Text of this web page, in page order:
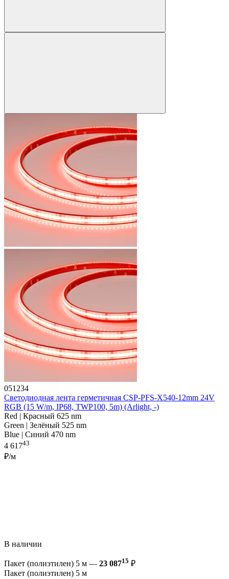
051234
Светодиодная лента герметичная CSP-PFS-X540-12mm 24V
RGB (15 W/m, IP68, TWP100, 5m) (Arlight, -)
Red | Красный 625 nm
Green | Зелёный 525 nm
Blue | Синий 470 nm
4 61743
₽/м
В наличии
Пакет (полиэтилен) 5 м — 23 08715 ₽
Пакет (полиэтилен) 5 м